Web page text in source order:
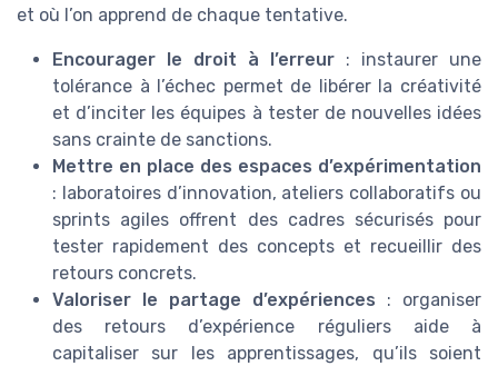
et où l’on apprend de chaque tentative.
Encourager le droit à l’erreur : instaurer une
tolérance à l’échec permet de libérer la créativité
et d’inciter les équipes à tester de nouvelles idées
sans crainte de sanctions.
Mettre en place des espaces d’expérimentation
: laboratoires d’innovation, ateliers collaboratifs ou
sprints agiles offrent des cadres sécurisés pour
tester rapidement des concepts et recueillir des
retours concrets.
Valoriser le partage d’expériences : organiser
des retours d’expérience réguliers aide à
capitaliser sur les apprentissages, qu’ils soient